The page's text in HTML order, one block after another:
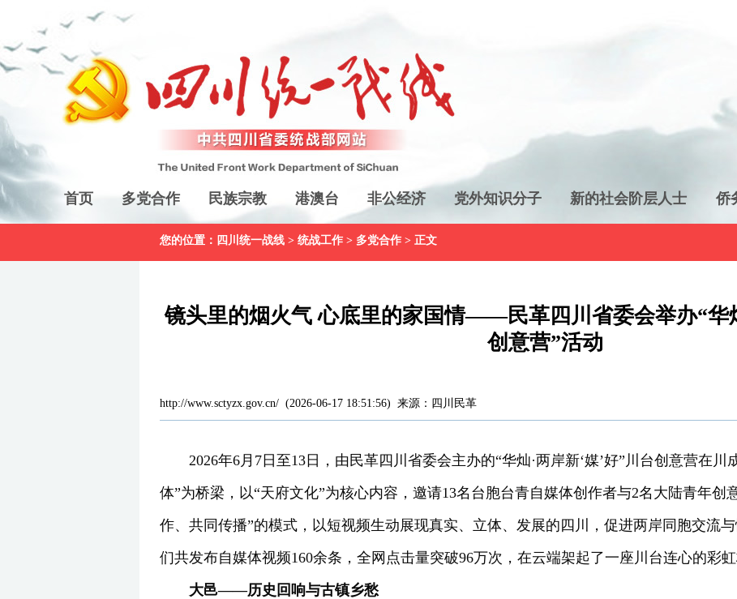
首页 多党合作 民族宗教 港澳台 非公经济 党外知识分子 新的社会阶层人士 侨
您的位置： 四川统一战线 > 统战工作 > 多党合作 > 正文
镜头里的烟火气 心底里的家国情——民革四川省委会举办“华
创意营”活动
http://www.sctyzx.gov.cn/ (2026-06-17 18:51:56) 来源： 四川民革
2026年6月7日至13日，由民革四川省委会主办的“华灿·两岸新‘媒’好”川台创意营在
体”为桥梁，以“天府文化”为核心内容，邀请13名台胞台青自媒体创作者与2名大陆青年创
作、共同传播”的模式，以短视频生动展现真实、立体、发展的四川，促进两岸同胞交流
们共发布自媒体视频160余条，全网点击量突破96万次，在云端架起了一座川台连心的彩虹
大邑——历史回响与古镇乡愁